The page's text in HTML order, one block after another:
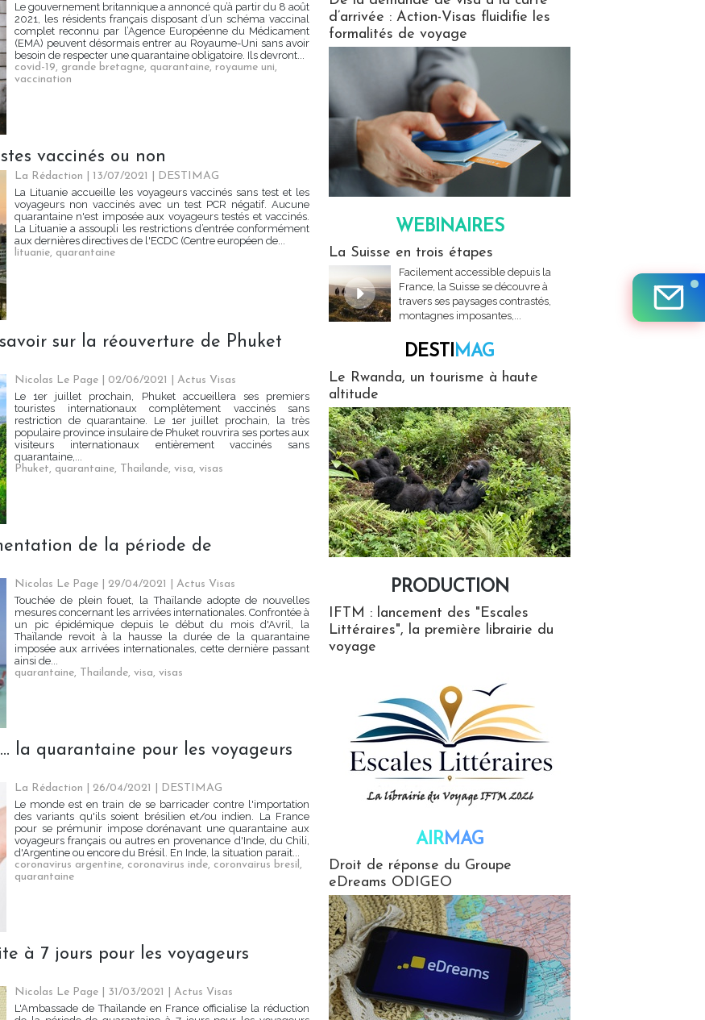
Le gouvernement britannique a annoncé qu’à partir du 8 août
2021, les résidents français disposant d’un schéma vaccinal
complet reconnu par l’Agence Européenne du Médicament
(EMA) peuvent désormais entrer au Royaume-Uni sans avoir
besoin de respecter une quarantaine obligatoire. Ils devront...
covid-19, grande bretagne, quarantaine, royaume uni,
vaccination
vaccinés ou non
La Rédaction | 13/07/2021
DESTIMAG
La Lituanie accueille les voyageurs vaccinés sans test et les
voyageurs non vaccinés avec un test PCR négatif. Aucune
quarantaine n'est imposée aux voyageurs testés et vaccinés.
La Lituanie a assoupli les restrictions d’entrée conformément
aux dernières directives de l'ECDC (Centre européen de...
lituanie, quarantaine
sur la réouverture de Phuket
Nicolas Le Page | 02/06/2021
Actus Visas
Le 1er juillet prochain, Phuket accueillera ses premiers
touristes internationaux complètement vaccinés sans
restriction de quarantaine. Le 1er juillet prochain, la très
populaire province insulaire de Phuket rouvrira ses portes aux
visiteurs internationaux entièrement vaccinés sans
quarantaine,...
Phuket, quarantaine, Thailande, visa, visas
de la période de
Nicolas Le Page | 29/04/2021
Actus Visas
Touchée de plein fouet, la Thaïlande adopte de nouvelles
mesures concernant les arrivées internationales. Confrontée à
un pic épidémique depuis le début du mois d'Avril, la
Thaïlande revoit à la hausse la durée de la quarantaine
imposée aux arrivées internationales, cette dernière passant
ainsi de...
quarantaine, Thailande, visa, visas
la quarantaine pour les voyageurs
La Rédaction | 26/04/2021
DESTIMAG
Le monde est en train de se barricader contre l'importation
des variants qu'ils soient brésilien et/ou indien. La France
pour se prémunir impose dorénavant une quarantaine aux
voyageurs français ou autres en provenance d'Inde, du Chili,
d'Argentine ou encore du Brésil. En Inde, la situation parait...
coronavirus argentine, coronavirus inde, coronvairus bresil,
quarantaine
à 7 jours pour les voyageurs
Nicolas Le Page | 31/03/2021
Actus Visas
L'Ambassade de Thaïlande en France officialise la réduction
d’arrivée : Action-Visas fluidifie les
formalités de voyage
WEBINAIRES
La Suisse en trois étapes
Facilement accessible depuis la
France, la Suisse se découvre à
travers ses paysages contrastés,
montagnes imposantes,...
DESTIMAG
Le Rwanda, un tourisme à haute
altitude
PRODUCTION
IFTM : lancement des "Escales
Littéraires", la première librairie du
voyage
AIRMAG
Droit de réponse du Groupe
eDreams ODIGEO